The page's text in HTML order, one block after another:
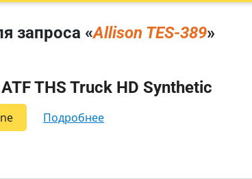
запроса «Allison TES-389»
THS Truck HD Synthetic
подробнее